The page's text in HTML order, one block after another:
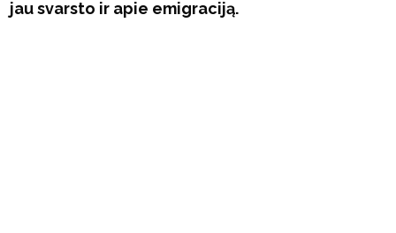
jau svarsto ir apie emigraciją.